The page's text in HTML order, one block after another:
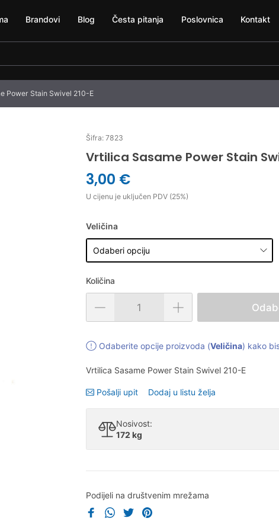
Brandovi Blog Česta pitanja Poslovnica Kontakt
Power Stain Swivel 210-E
Šifra: 7823
Vrtilica Sasame Power Stain
3,00 €
U cijenu je uključen PDV (25%)
Veličina
Količina
Odaberite opcije proizvoda (Veličina) kako
Vrtilica Sasame Power Stain Swivel 210-E
Pošalji upit Dodaj u listu želja
Nosivost:
172 kg
Podijeli na društvenim mrežama